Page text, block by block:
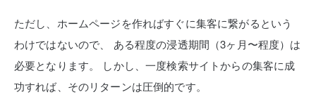
ただし、ホームページを作ればすぐに集客に繋がるという
わけではないので、
ある程度の浸透期間（3ヶ月〜程度）は
必要となります。
しかし、一度検索サイトからの集客に成
功すれば、そのリターンは圧倒的です。